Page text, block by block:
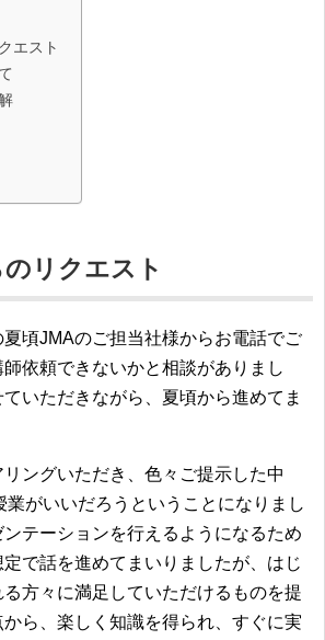
エスト
リクエスト
頃JMAのご担当社様からお電話でご
依頼できないかと相談がありまし
いただきながら、夏頃から進めてま
ングいただき、色々ご提示した中
がいいだろうということになりまし
テーションを行えるようになるため
で話を進めてまいりましたが、はじ
方々に満足していただけるものを提
ら、楽しく知識を得られ、すぐに実